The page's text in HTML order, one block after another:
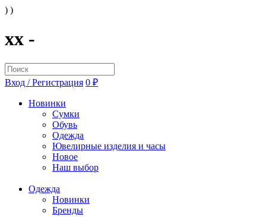
) )
xx -
Вход / Регистрация 0 ₽
Новинки
Сумки
Обувь
Одежда
Ювелирные изделия и часы
Новое
Наш выбор
Одежда
Новинки
Бренды